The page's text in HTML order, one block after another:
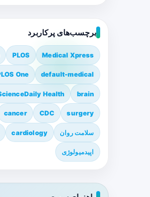
برچسب‌های پرکاربرد
Medical Xpress
PLOS
default-medical
One
brain
Health
surgery
CDC
cancer
سلامت روان cardiology
اپیدمیولوژی